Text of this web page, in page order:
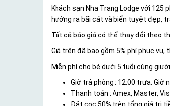
Khách sạn Nha Trang Lodge với
hướng ra bãi cát và biển tuyệt đẹp,
Tất cả báo giá có thể thay đổi theo
Giá trên đã bao gồm 5% phí phục vụ,
Miễn phí cho bé dưới 5 tuổi cùng
Giờ trả phòng : 12:00 trưa. Giờ
Thanh toán : Amex, Master,
Đặt cọc 50% trên tổng giá trị